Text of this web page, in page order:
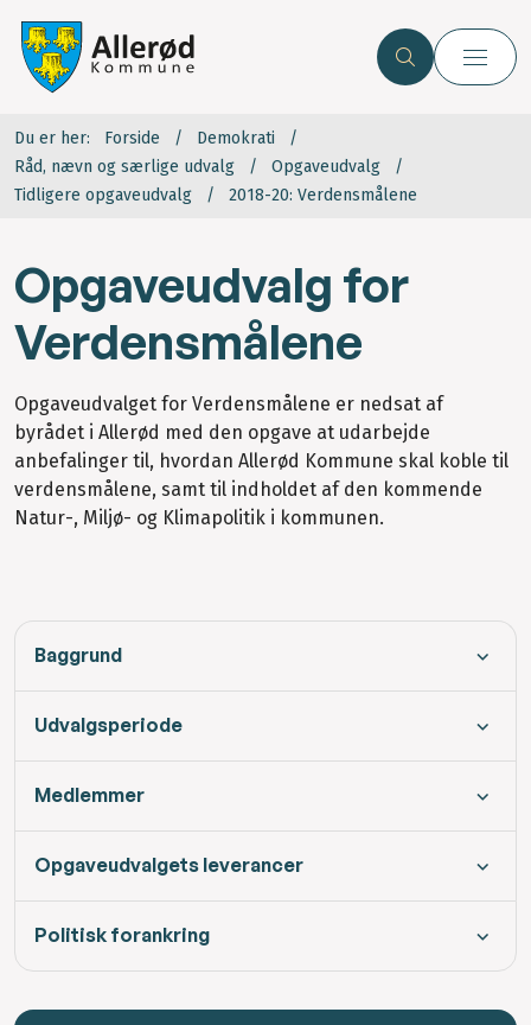
Du er her: Forside
Demokrati
Råd, nævn og særlige udvalg
Opgaveudvalg
Tidligere opgaveudvalg
2018-20: Verdensmålene
Opgaveudvalg for
Verdensmålene
Opgaveudvalget for Verdensmålene er nedsat af
byrådet i Allerød med den opgave at udarbejde
anbefalinger til, hvordan Allerød Kommune skal koble til
verdensmålene, samt til indholdet af den kommende
Natur-, Miljø- og Klimapolitik i kommunen.
Baggrund
Udvalgsperiode
Medlemmer
Opgaveudvalgets leverancer
Politisk forankring